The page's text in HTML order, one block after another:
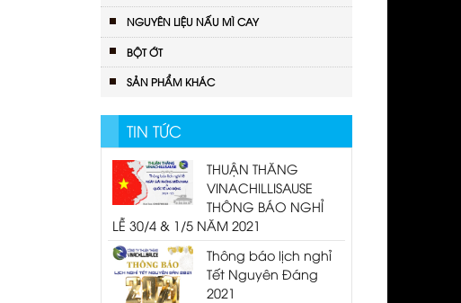
NGUYÊN LIỆU NẤU MÌ CAY
BỘT ỚT
SẢN PHẨM KHÁC
TIN TỨC
THUẬN THĂNG
VINACHILLISAUSE
THÔNG BÁO NGHỈ
LỄ 30/4 & 1/5 NĂM 2021
Thông báo lịch nghỉ
Tết Nguyên Đáng
2021